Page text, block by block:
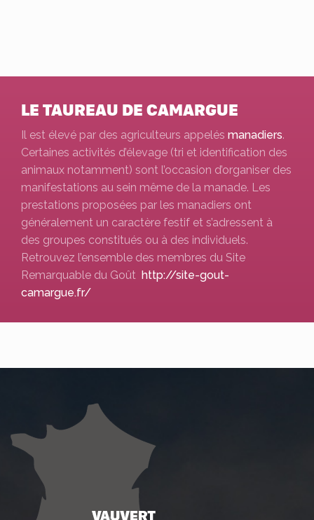
LE TAUREAU DE CAMARGUE
Il est élevé par des agriculteurs appelés manadiers.
Certaines activités d’élevage (tri et identification des
animaux notamment) sont l’occasion d’organiser des
manifestations au sein même de la manade. Les
prestations proposées par les manadiers ont
généralement un caractère festif et s’adressent à
des groupes constitués ou à des individuels.
Retrouvez l’ensemble des membres du Site
Remarquable du Goût http://site-gout-
camargue.fr/